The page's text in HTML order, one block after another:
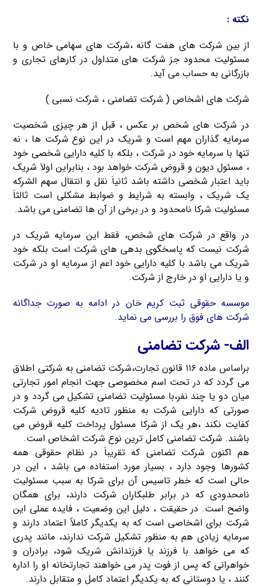
نکته :
از بین شرکت های هفت گانه ،شرکت های سهامی خاص و با
مسئولیت محدود جز شرکت های متداول در کارهای تجاری و
بازرگانی به حساب می آید.
شرکت های اشخاص ( شرکت تضامنی ، شرکت نسبی )
در شرکت های شخص بر عکس ، قبل از هر چیزی شخصیت
سرمایه گذاران مهم است و شریک در این نوع شرکت ها ، نه
تنها با سرمایه خود در شرکت ، بلکه با کلیه دارایی شخصی خود
، مسئول دیون و قروض شرکت خواهد بود ، بنابراین اولاَ شریک
باید اعتبار شخصی داشته باشد ثانیاَ نقل و انتقال سهم الشرکه
یک شریک ، وابسته به شرایط و ضوابط مشکلی است ثالثاَ
مسئولیت شرکا نامحدود و در برخی از آن ها تضامنی می باشد.
در واقع در شرکت های شخص، فقط این سرمایه شریک در
شرکت نیست که پاسخگوی بدهی های شرکت است بلکه خود
شریک می باشد با کلیه دارایی خود اعم از سرمایه او در شرکت
و یا دارایی او در خارج از شرکت.
موسسه حقوقی ثبت کریم خان در ادامه به صورت جداگانه
شرکت های فوق را بررسی می نماید.
الف- شرکت تضامنی
براساس ماده ۱۱۶ قانون تجارت،شرکت تضامنی به شرکتی اطلاق
می گردد که در تحت اسم مخصوصی جهت انجام امور تجارتی
میان دو یا چند نفر،با مسئولیت تضامنی تشکیل می گردد و در
صورتی که دارایی شرکت به منظور تادیه کلیه قروض شرکت
کفایت نکند ،هر یک از شرکا مسئول پرداخت کلیه قروض می
باشند. شرکت تضامنی کامل ترین نوع شرکت اشخاص است.
هم اکنون شرکت تضامنی که تقریباَ در نظام حقوقی همه
کشورها وجود دارد ، بسیار مورد استفاده می باشد ، این در
حالی است که خطر تاسیس آن برای شرکا به سبب مسئولیت
نامحدودی که در برابر طلبکاران شرکت دارند، برای همگان
واضح است. در حقیقت ، دلیل این وضعیت ، فایده عملی این
شرکت برای اشخاصی است که به یکدیگر کاملاً اعتماد دارند و
سرمایه زیادی هم به منظور تشکیل شرکت ندارند، مانند پدری
که می خواهد با فرزند یا فرزندانش شریک شود، برادران و
خواهرانی که پس از فوت پدر می خواهند تجارتخانه او را اداره
کنند ، یا دوستانی که به یکدیگر اعتماد کامل و متقابل دارند.